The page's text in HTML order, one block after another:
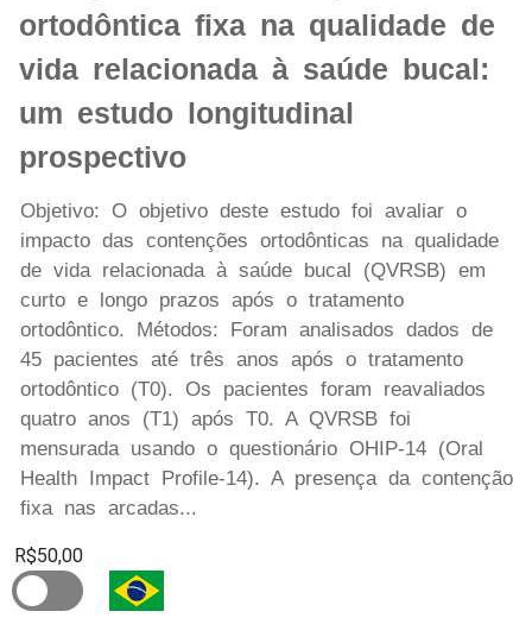
ortodôntica fixa na qualidade de
vida relacionada à saúde bucal:
um estudo longitudinal
prospectivo
Objetivo: O objetivo deste estudo foi avaliar o
impacto das contenções ortodônticas na qualidade
de vida relacionada à saúde bucal (QVRSB) em
curto e longo prazos após o tratamento
ortodôntico. Métodos: Foram analisados dados de
45 pacientes até três anos após o tratamento
ortodôntico (T0). Os pacientes foram reavaliados
quatro anos (T1) após T0. A QVRSB foi
mensurada usando o questionário OHIP-14 (Oral
Health Impact Profile-14). A presença da contenção
fixa nas arcadas...
R$50,00